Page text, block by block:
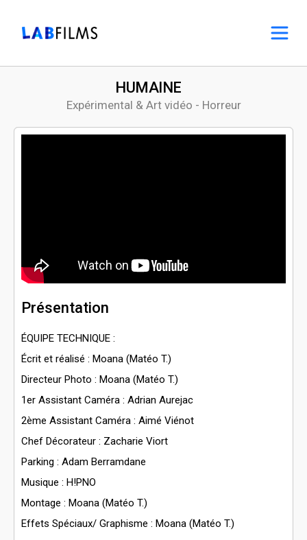
Expérimental & Art vidéo - Horreur
HUMAINE
Présentation
ÉQUIPE TECHNIQUE :
Écrit et réalisé : Moana (Matéo T.)
Directeur Photo : Moana (Matéo T.)
1er Assistant Caméra : Adrian Aurejac
2ème Assistant Caméra : Aimé Viénot
Chef Décorateur : Zacharie Viort
Parking : Adam Berramdane
Musique : H!PNO
Montage : Moana (Matéo T.)
Effets Spéciaux/ Graphisme : Moana (Matéo T.)